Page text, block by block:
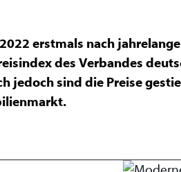
erstmals nach
des Verbandes
jedoch sind die Preise